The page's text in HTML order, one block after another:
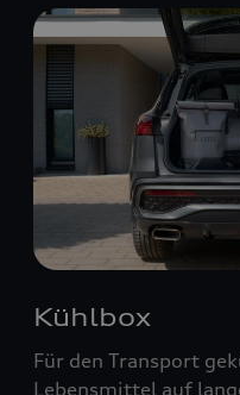
Kühlbox
Für den Transport
Lebensmittel auf